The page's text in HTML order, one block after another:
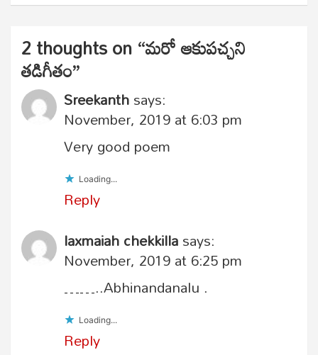
2 thoughts on “మరో ఆకుపచ్చని
తడిగీతం”
Sreekanthsays:
November, 2019 at 6:03 pm
Very good poem
Loading...
Reply
laxmaiah chekkillasays:
November, 2019 at 6:25 pm
……..Abhinandanalu .
Loading...
Reply